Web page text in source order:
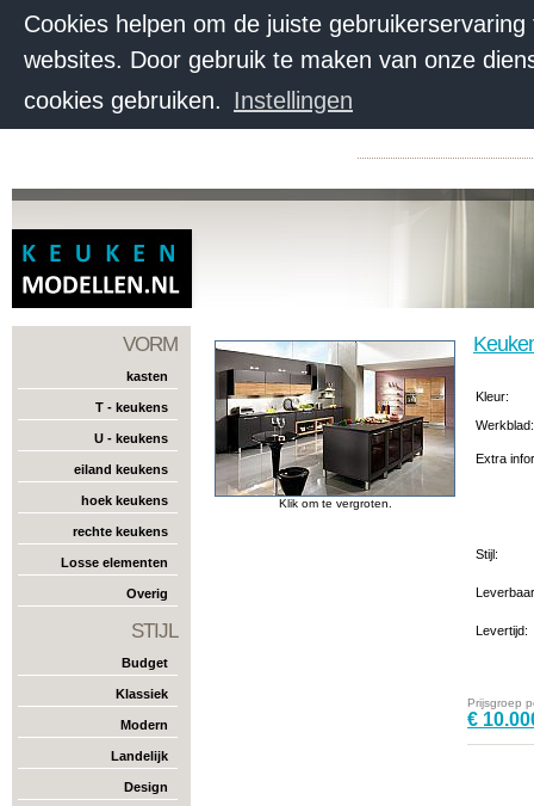
Cookies helpen om de juiste
websites. Door gebruik te maken van onze
cookies gebruiken. Instellingen
VORM
kasten
T - keukens
U - keukens
eiland keukens
hoek keukens
rechte keukens
Losse elementen
Overig
STIJL
Budget
Klassiek
Modern
Landelijk
Design
Klik om te vergroten.
Kleur:
Extra
Stijl:
Levertijd:
Prijsgroep
€